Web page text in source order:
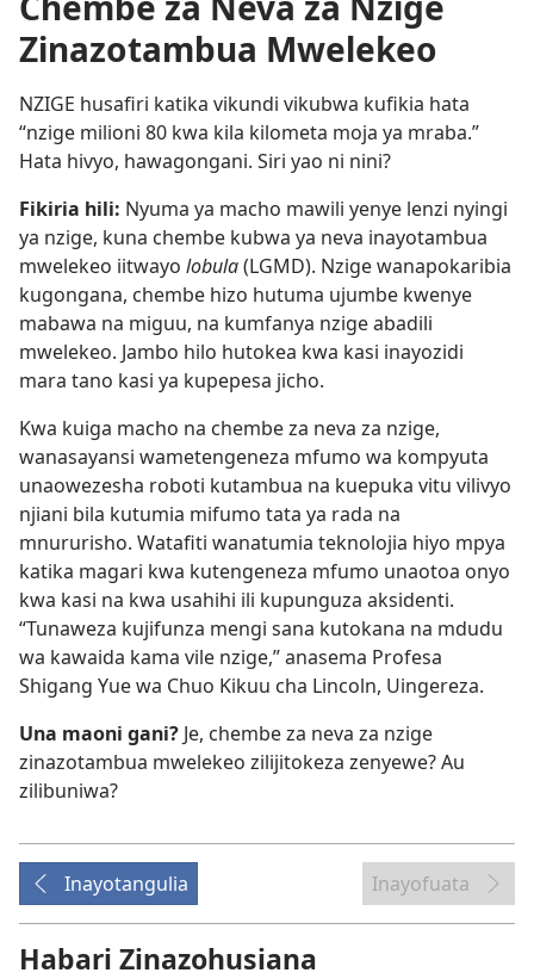
Zinazotambua Mwelekeo
NZIGE husafiri katika vikundi vikubwa kufikia hata
“nzige milioni 80 kwa kila kilometa moja ya mraba.”
Hata hivyo, hawagongani. Siri yao ni nini?
Fikiria hili: Nyuma ya macho mawili yenye lenzi nyingi
ya nzige, kuna chembe kubwa ya neva inayotambua
mwelekeo iitwayo lobula(LGMD). Nzige wanapokaribia
kugongana, chembe hizo hutuma ujumbe kwenye
mabawa na miguu, na kumfanya nzige abadili
mwelekeo. Jambo hilo hutokea kwa kasi inayozidi
mara tano kasi ya kupepesa jicho.
Kwa kuiga macho na chembe za neva za nzige,
wanasayansi wametengeneza mfumo wa kompyuta
unaowezesha roboti kutambua na kuepuka vitu vilivyo
njiani bila kutumia mifumo tata ya rada na
mnururisho. Watafiti wanatumia teknolojia hiyo mpya
katika magari kwa kutengeneza mfumo unaotoa onyo
kwa kasi na kwa usahihi ili kupunguza aksidenti.
“Tunaweza kujifunza mengi sana kutokana na mdudu
wa kawaida kama vile nzige,” anasema Profesa
Shigang Yue wa Chuo Kikuu cha Lincoln, Uingereza.
Una maoni gani? Je, chembe za neva za nzige
zinazotambua mwelekeo zilijitokeza zenyewe? Au
zilibuniwa?
Inayotangulia Inayofuata
Habari Zinazohusiana